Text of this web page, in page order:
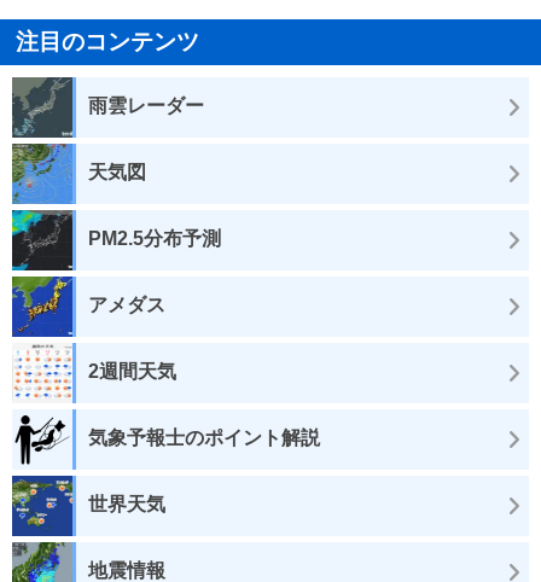
注目のコンテンツ
雨雲レーダー
天気図
PM2.5分布予測
アメダス
2週間天気
気象予報士のポイント解説
世界天気
地震情報